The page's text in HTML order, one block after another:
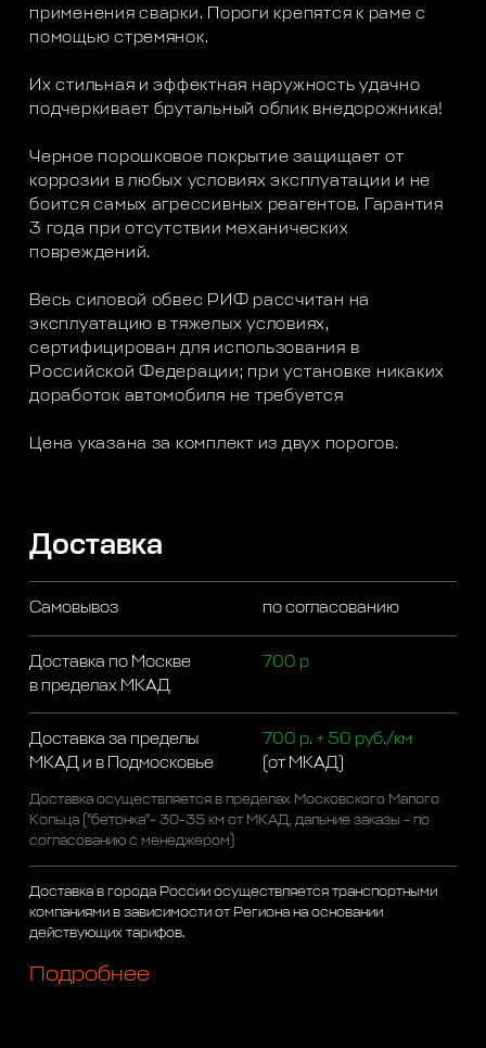
применения сварки. Пороги крепятся к раме с
помощью стремянок.
Их стильная и эффектная наружность удачно
подчеркивает брутальный облик внедорожника!
Черное порошковое покрытие защищает от
коррозии в любых условиях эксплуатации и не
боится самых агрессивных реагентов. Гарантия
3 года при отсутствии механических
повреждений.
Весь силовой обвес РИФ рассчитан на
эксплуатацию в тяжелых условиях,
сертифицирован для использования в
Российской Федерации; при установке никаких
доработок автомобиля не требуется
Цена указана за комплект из двух порогов.
Доставка
Самовывоз по согласованию
Доставка по Москве
в пределах МКАД
700 р
Доставка за пределы
МКАД и в Подмосковье
700 р. + 50 руб./км
(от МКАД)
Доставка осуществляется в пределах Московского Малого
Кольца ("бетонка"- 30-35 км от МКАД, дальние заказы - по
согласованию с менеджером)
Доставка в города России осуществляется транспортными
компаниями в зависимости от Региона на основании
действующих тарифов.
Подробнее